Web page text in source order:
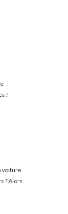
!
voiture
? Alors